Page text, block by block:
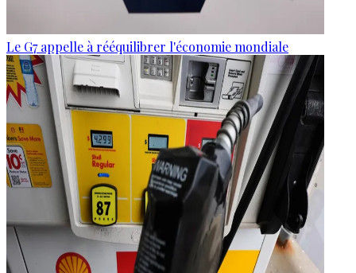
Le G7 appelle à rééquilibrer l'économie mondiale